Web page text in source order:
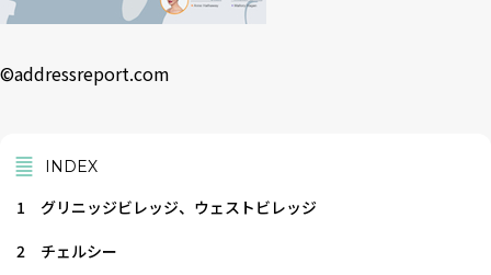
©addressreport.com
INDEX
1
グリニッジビレッジ、ウェストビレッジ
2
チェルシー